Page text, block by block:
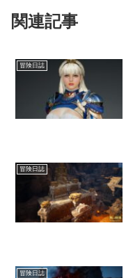
関連記事
冒険日誌
冒険日誌
冒険日誌